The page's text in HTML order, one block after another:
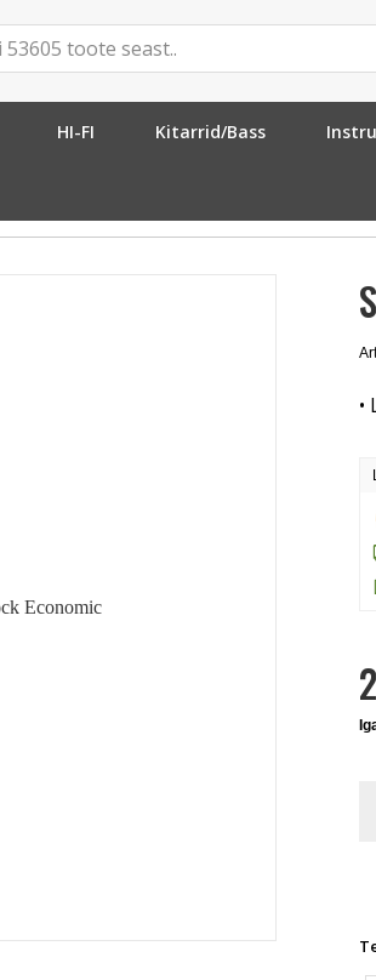
HI-FI Kitarrid/Bass
•